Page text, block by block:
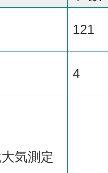
121
4
気測定